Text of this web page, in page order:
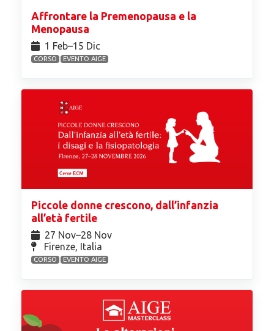
Affrontare la Premenopausa e la
Menopausa
1 Feb⁠–15 Dic
CORSO EVENTO AIGE
Piccole donne crescono, dall’infanzia
all’età fertile
27 Nov⁠–28 Nov
Firenze, Italia
CORSO EVENTO AIGE